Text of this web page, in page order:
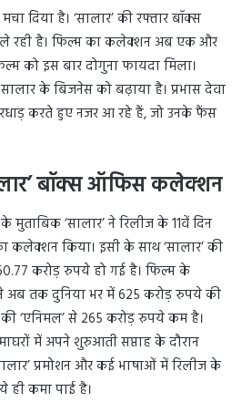
दिया है। ‘सालार’ की रफ्तार बॉक्स
रही है। फिल्म का कलेक्शन अब एक और
को इस बार दोगुना फायदा मिला।
के बिजनेस को बढ़ाया है। प्रभास देवा
करते हुए नजर आ रहे हैं, जो उनके फैंस
बॉक्स ऑफिस कलेक्शन
मुताबिक ‘सालार’ ने रिलीज के 11वें दिन
कलेक्शन किया। इसी के साथ ‘सालार’ की
करोड़ रुपये हो गई है। फिल्म के
अब तक दुनिया भर में 625 करोड़ रुपये की
‘एनिमल’ से 265 करोड़ रुपये कम है।
में अपने शुरुआती सप्ताह के दौरान
प्रमोशन और कई भाषाओं में रिलीज के
कमा पाई है।